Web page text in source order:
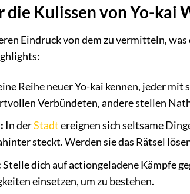
die Kulissen von Yo-kai
Eindruck von dem zu vermitteln, was
Reihe neuer Yo-kai kennen, jeder
Verbündeten, andere stellen
In derStadtereignen sich seltsame
steckt. Werden sie das Rätsel
Stelle dich auf actiongeladene Kämpfe
einsetzen, um zu bestehen.